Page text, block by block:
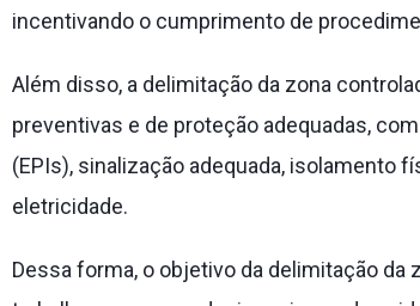
incentivando o cumprimento de
Além disso, a delimitação da zona
preventivas e de proteção adequadas,
(EPIs), sinalização adequada, isolamento
eletricidade.
Dessa forma, o objetivo da delimitação